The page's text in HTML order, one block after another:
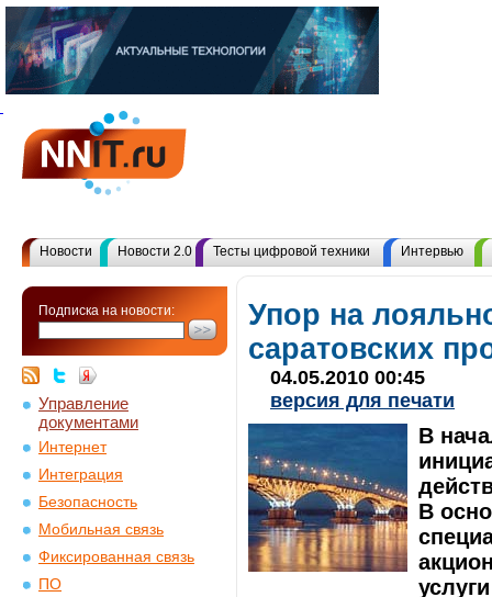
Новости Новости 2.0 Тесты цифровой техники Интервью
Подписка на новости:
Управление
документами
Интернет
Интеграция
Безопасность
Мобильная связь
Фиксированная связь
ПО
Упор на
саратовских
04.05.2010 00:45
версия для печати
В
В